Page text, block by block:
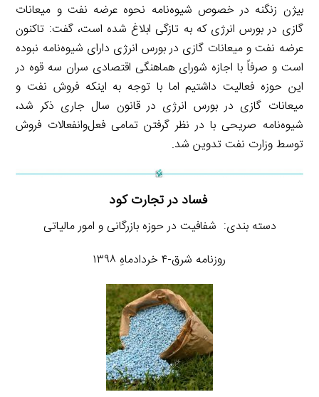
بیژن زنگنه در خصوص شیوه‌نامه نحوه عرضه نفت و میعانات
گازی در بورس انرژی که به تازگی ابلاغ شده است، گفت: تاکنون
عرضه نفت و میعانات گازی در بورس انرژی دارای شیوه‌نامه نبوده
است و صرفاً با اجازه شورای هماهنگی اقتصادی سران سه قوه در
این حوزه فعالیت داشتیم اما با توجه به اینکه فروش نفت و
میعانات گازی در بورس انرژی در قانون سال جاری ذکر شد،
شیوه‌نامه صریحی با در نظر گرفتن تمامی فعل‌وانفعالات فروش
توسط وزارت نفت تدوین شد.
فساد در تجارت کود
دسته بندی: شفافیت در حوزه بازرگانی و امور مالیاتی
روزنامه شرق-۴ خردادماهِ ۱۳۹۸